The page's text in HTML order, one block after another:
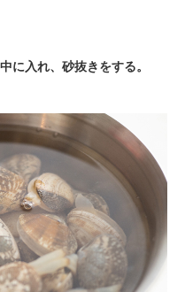
に入れ、砂抜きをする。